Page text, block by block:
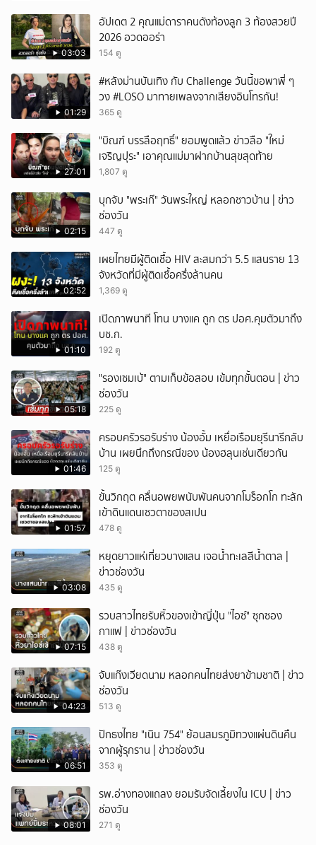
03:03
อัปเดต 2 คุณแม่ดาราคนดังท้องลูก 3 ท้องสวยปี
2026 อวดออร่า
154 ดู
01:29
#หลังม่านบันเทิง กับ Challenge วันนี้ขอพาพี่ ๆ
วง #LOSO มาทายเพลงจากเสียงอินโทรกัน!
365 ดู
27:01
"บิณฑ์ บรรลือฤทธิ์" ยอมพูดแล้ว ข่าวลือ "ใหม่
เจริญปุระ" เอาคุณแม่มาฝากบ้านสุขสุดท้าย
1,807 ดู
02:15
บุกจับ "พระเก๊" วันพระใหญ่ หลอกชาวบ้าน | ข่าว
ช่องวัน
447 ดู
02:52
เผยไทยมีผู้ติดเชื้อ HIV สะสมกว่า 5.5 แสนราย 13
จังหวัดที่มีผู้ติดเชื้อครึ่งล้านคน
1,369 ดู
01:10
เปิดภาพนาที โทน บางแค ถูก ตร ปอศ.คุมตัวมาถึง
บช.ก.
192 ดู
05:18
"รองเซมเบ้" ตามเก็บข้อสอบ เข้มทุกขั้นตอน | ข่าว
ช่องวัน
225 ดู
01:46
ครอบครัวรอรับร่าง น้องอั้ม เหยื่อเรือมยุรีนารีกลับ
บ้าน เผยนึกถึงกรณีของ น้องฮลุนเช่นเดียวกัน
125 ดู
01:57
ขั้นวิกฤต คลื่นอพยพนับพันคนจากโมร็อกโก ทะลัก
เข้าดินแดนเซวตาของสเปน
478 ดู
03:08
หยุดยาวแห่เที่ยวบางแสน เจอน้ำทะเลสีน้ำตาล |
ข่าวช่องวัน
435 ดู
07:15
รวบสาวไทยรับหิ้วของเข้าญี่ปุ่น "ไอซ์" ซุกซอง
กาแฟ | ข่าวช่องวัน
438 ดู
04:23
จับแก๊งเวียดนาม หลอกคนไทยส่งยาข้ามชาติ | ข่าว
ช่องวัน
513 ดู
06:51
ปักธงไทย "เนิน 754" ย้อนสมรภูมิทวงแผ่นดินคืน
จากผู้รุกราน | ข่าวช่องวัน
353 ดู
08:01
รพ.อ่างทองแถลง ยอมรับจัดเลี้ยงใน ICU | ข่าว
ช่องวัน
271 ดู